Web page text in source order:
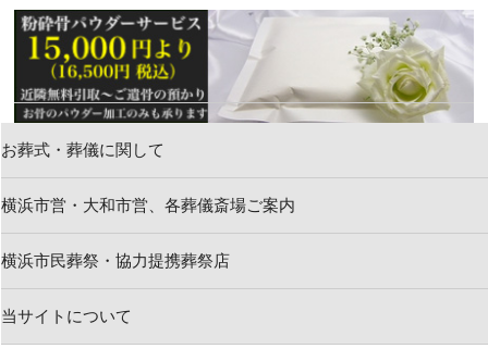
お葬式・葬儀に関して
横浜市営・大和市営、各葬儀斎場ご案内
横浜市民葬祭・協力提携葬祭店
当サイトについて
新着情報
お問い合わせ